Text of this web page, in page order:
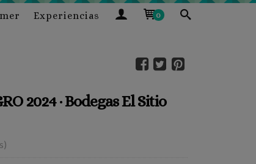
Experiencias 0
2024 · Bodegas El Sitio